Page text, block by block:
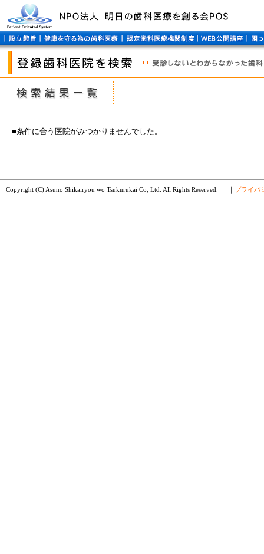
■条件に合う医院がみつかりませんでした。
Copyright (C) Asuno Shikairyou wo Tsukurukai Co, Ltd. All Rights Reserved. プライバ